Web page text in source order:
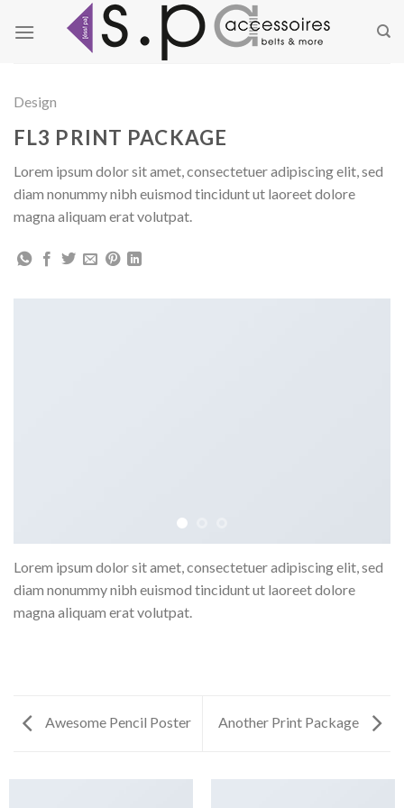
Inhalt
Design
FL3 PRINT PACKAGE
Lorem ipsum dolor sit amet, consectetuer adipiscing elit, sed
diam nonummy nibh euismod tincidunt ut laoreet dolore
magna aliquam erat volutpat.
Lorem ipsum dolor sit amet, consectetuer adipiscing elit, sed
diam nonummy nibh euismod tincidunt ut laoreet dolore
magna aliquam erat volutpat.
Awesome Pencil Poster Another Print Package